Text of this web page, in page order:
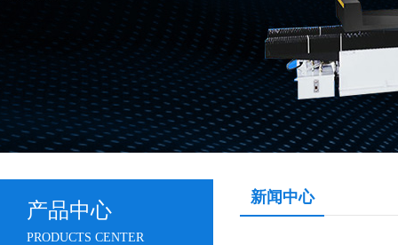
产品中心
PRODUCTS CENTER
新闻中心